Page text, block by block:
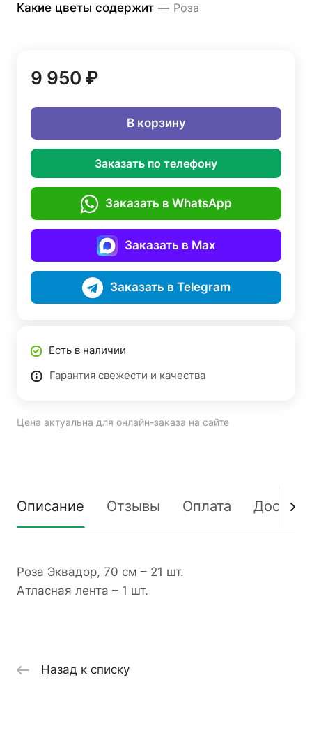
Какие цветы содержит — Роза
9 950 ₽
В корзину
Заказать по телефону
Заказать в WhatsApp
Заказать в Max
Заказать в Telegram
Есть в наличии
Гарантия свежести и качества
Цена актуальна для онлайн-заказа на сайте
Описание Отзывы Оплата
Роза Эквадор, 70 см – 21 шт.
Атласная лента – 1 шт.
Назад к списку